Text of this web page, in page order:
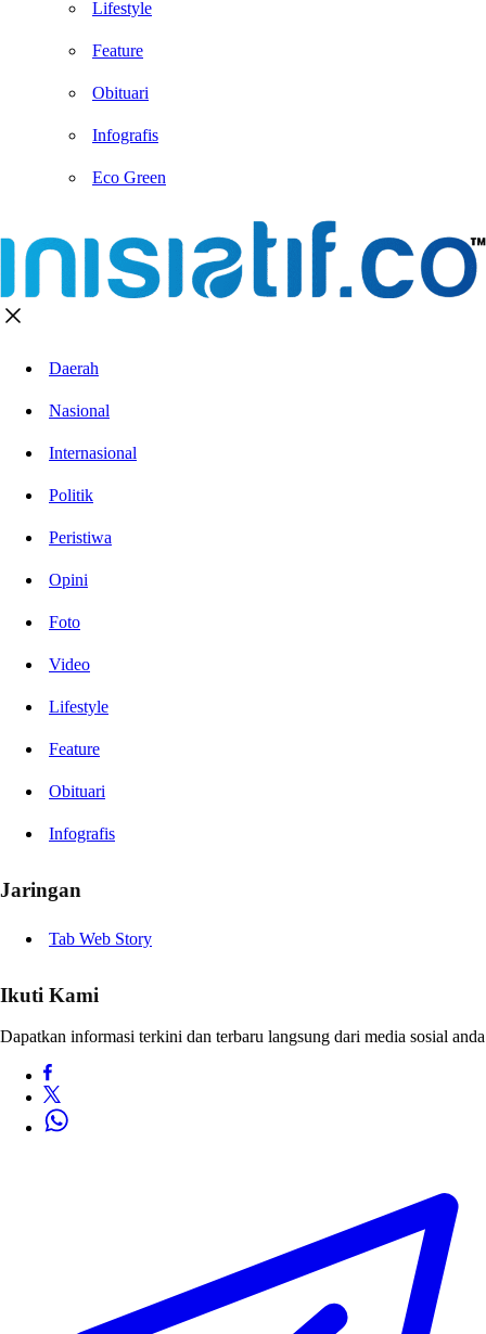
Lifestyle
Feature
Obituari
Infografis
Eco Green
Daerah
Nasional
Internasional
Politik
Peristiwa
Opini
Foto
Video
Lifestyle
Feature
Obituari
Infografis
Jaringan
Tab Web Story
Ikuti Kami
Dapatkan informasi terkini dan terbaru langsung dari media sosial anda